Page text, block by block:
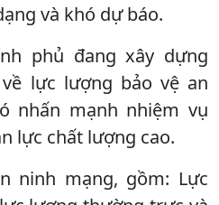
và khó dự báo.
phủ đang xây dựng
lực lượng bảo vệ an
nhấn mạnh nhiệm vụ
lực chất lượng cao.
ninh mạng, gồm: Lực